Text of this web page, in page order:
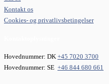
Kontakt os
Cookies- og privatlivsbetingelser
Hovednummer: DK +45 7020 3700
Hovednummer: SE +46 844 680 661